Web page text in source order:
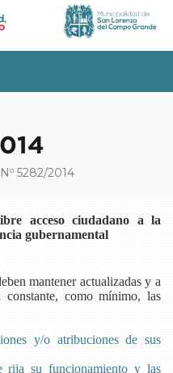
5282/2014
acceso ciudadano a la
gubernamental
mantener actualizadas y a
como mínimo, las
y/o atribuciones de sus
rija su funcionamiento y las